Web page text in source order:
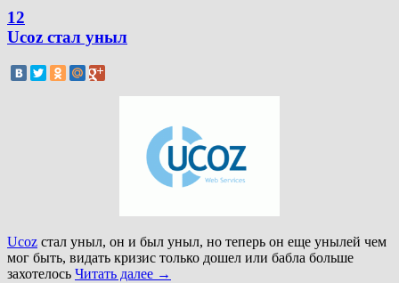
12
Ucoz стал уныл
Ucoz стал уныл, он и был уныл, но теперь он еще унылей чем
мог быть, видать кризис только дошел или бабла больше
захотелось Читать далее →